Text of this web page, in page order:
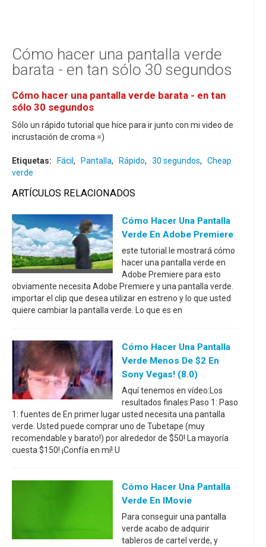
Cómo hacer una pantalla verde
barata - en tan sólo 30 segundos
Cómo hacer una pantalla verde barata - en tan
sólo 30 segundos
Sólo un rápido tutorial que hice para ir junto con mi video de
incrustación de croma =)
Etiquetas: Fácil , Pantalla, Rápido, 30 segundos,
Cheap
verde
ARTÍCULOS RELACIONADOS
Cómo Hacer Una Pantalla
Verde En Adobe Premiere
este tutorial le mostrará cómo
hacer una pantalla verde en
Adobe Premiere para esto
obviamente necesita Adobe Premiere y una pantalla verde.
importar el clip que desea utilizar en estreno y lo que usted
quiere cambiar la pantalla verde. Lo que es en
Cómo Hacer Una Pantalla
Verde Menos De $2 En
Sony Vegas! (8.0)
Aquí tenemos en vídeo:Los
resultados finales:Paso 1: Paso
1: fuentes de En primer lugar usted necesita una pantalla
verde. Usted puede comprar uno de Tubetape (muy
recomendable y barato!) por alrededor de $50! La mayoría
cuesta $150! ¡Confía en mí! U
Cómo Hacer Una Pantalla
Verde En IMovie
Para conseguir una pantalla
verde acabo de adquirir
tableros de cartel verde, y